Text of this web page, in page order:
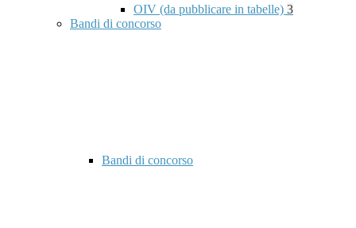
OIV (da pubblicare in tabelle) 3
Bandi di concorso
Bandi di concorso